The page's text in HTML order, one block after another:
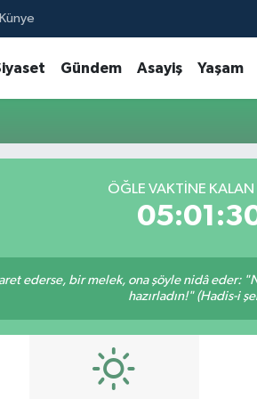
Gündem Asayiş Yaşam
ÖĞLE VAKTINE KALAN
ederse, bir melek, ona şöyle nidâ eder:
hazırladın!" (Hadis-i